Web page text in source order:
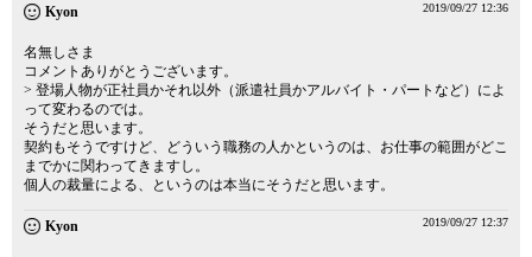
Kyon 2019/09/27 12:36
名無しさま
コメントありがとうございます。
> 登場人物が正社員かそれ以外（派遣社員かアルバイト・パートなど）によ
って変わるのでは。
そうだと思います。
契約もそうですけど、どういう職務の人かというのは、お仕事の範囲がどこ
までかに関わってきますし。
個人の裁量による、というのは本当にそうだと思います。
Kyon 2019/09/27 12:37